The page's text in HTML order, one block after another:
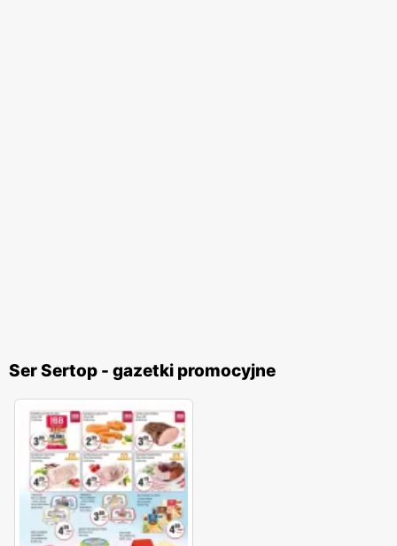
Ser Sertop - gazetki promocyjne